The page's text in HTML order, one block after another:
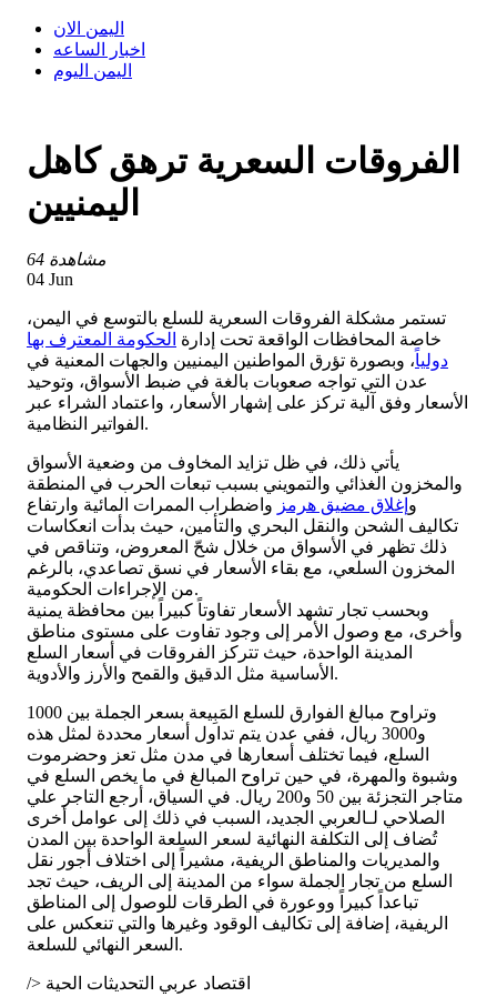
اليمن الان
اخبار الساعه
اليمن اليوم
الفروقات السعرية ترهق كاهل
اليمنيين
64 مشاهدة
04 Jun
تستمر مشكلة الفروقات السعرية للسلع بالتوسع في اليمن،
خاصة المحافظات الواقعة تحت إدارة الحكومة المعترف بها
دولياً، وبصورة تؤرق المواطنين اليمنيين والجهات المعنية في
عدن التي تواجه صعوبات بالغة في ضبط الأسواق، وتوحيد
الأسعار وفق آلية تركز على إشهار الأسعار، واعتماد الشراء عبر
الفواتير النظامية.
يأتي ذلك، في ظل تزايد المخاوف من وضعية الأسواق
والمخزون الغذائي والتمويني بسبب تبعات الحرب في المنطقة
و إغلاق مضيق هرمز واضطراب الممرات المائية وارتفاع
تكاليف الشحن والنقل البحري والتأمين، حيث بدأت انعكاسات
ذلك تظهر في الأسواق من خلال شحّ المعروض، وتناقص في
المخزون السلعي، مع بقاء الأسعار في نسق تصاعدي، بالرغم
من الإجراءات الحكومية.
وبحسب تجار تشهد الأسعار تفاوتاً كبيراً بين محافظة يمنية
وأخرى، مع وصول الأمر إلى وجود تفاوت على مستوى مناطق
المدينة الواحدة، حيث تتركز الفروقات في أسعار السلع
الأساسية مثل الدقيق والقمح والأرز والأدوية.
وتراوح مبالغ الفوارق للسلع المَبِيعة بسعر الجملة بين 1000
و3000 ريال، ففي عدن يتم تداول أسعار محددة لمثل هذه
السلع، فيما تختلف أسعارها في مدن مثل تعز وحضرموت
وشبوة والمهرة، في حين تراوح المبالغ في ما يخص السلع في
متاجر التجزئة بين 50 و200 ريال. في السياق، أرجع التاجر علي
الصلاحي لـالعربي الجديد، السبب في ذلك إلى عوامل أخرى
تُضاف إلى التكلفة النهائية لسعر السلعة الواحدة بين المدن
والمديريات والمناطق الريفية، مشيراً إلى اختلاف أجور نقل
السلع من تجار الجملة سواء من المدينة إلى الريف، حيث تجد
تباعداً كبيراً ووعورة في الطرقات للوصول إلى المناطق
الريفية، إضافة إلى تكاليف الوقود وغيرها والتي تنعكس على
السعر النهائي للسلعة.
/> اقتصاد عربي التحديثات الحية